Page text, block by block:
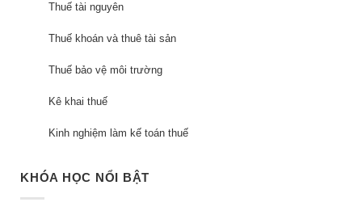
Thuế tài nguyên
Thuế khoán và thuê tài sản
Thuế bảo vệ môi trường
Kê khai thuế
Kinh nghiệm làm kế toán thuế
KHÓA HỌC NỔI BẬT